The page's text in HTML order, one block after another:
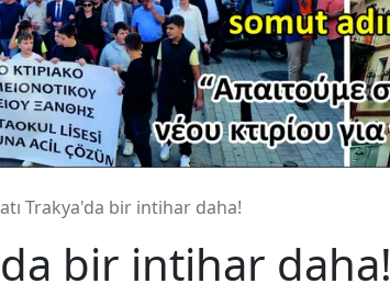
Trakya'da bir intihar daha!
bir intihar daha!